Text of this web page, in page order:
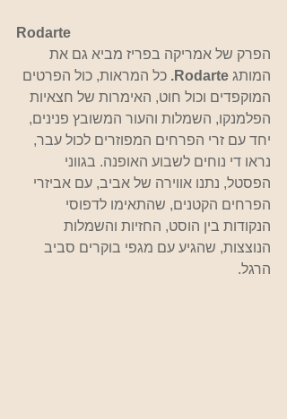
Rodarte
הפרק של אמריקה בפריז מביא גם את
המותג Rodarte.
כל המראות, כול הפרטים
המוקפדים וכול חוט, האימרות של חצאיות
הפלמנקו, השמלות והעור המשובץ פנינים,
יחד עם זרי הפרחים המפוזרים לכול עבר,
נראו די נוחים לשבוע האופנה. בגווני
הפסטל, נתנו אווירה של אביב, עם אביזרי
הפרחים הקטנים, שהתאימו לדפוסי
הנקודות בין הוסט, החזיות והשמלות
הנוצצות, שהגיע עם מגפי בוקרים סביב
הרגל.